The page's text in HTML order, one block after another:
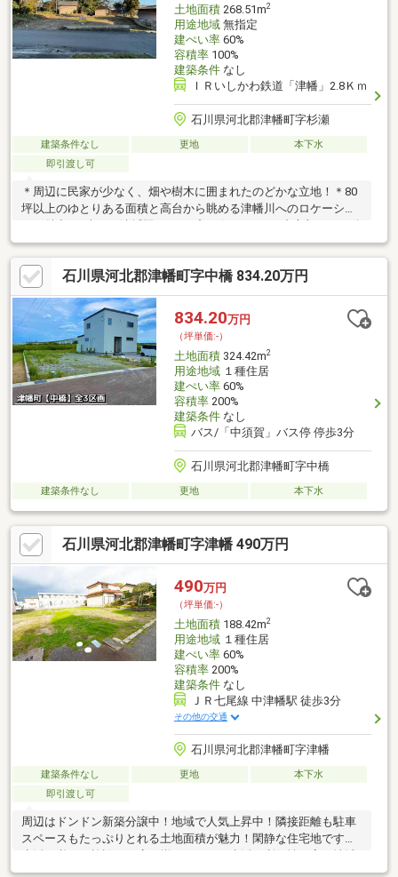
土地面積268.51m2
用途地域無指定
建ぺい率60%
容積率100%
建築条件なし
ＩＲいしかわ鉄道「津幡」2.8Ｋｍ
石川県河北郡津幡町字杉瀬
建築条件なし 更地
本下水
即引渡し可
＊周辺に民家が少なく、畑や樹木に囲まれたのどかな立地！＊80
坪以上のゆとりある面積と高台から眺める津幡川へのロケーショ
以内！＊敷地後ろに「立の宮神社」の祠（ほこら）と大杉がある
歴史を感じる土地！＊杉瀬ロ145番2（地目：公衆用道路）20㎡も
同時売買＊建物解体済！上下水道引込あり！
石川県河北郡津幡町字中橋 834.20万円
834.20万円
（坪単価:-）
土地面積324.42m2
用途地域１種住居
建ぺい率60%
容積率200%
建築条件なし
バス/「中須賀」バス停 停歩3分
石川県河北郡津幡町字中橋
建築条件なし 更地 本下水
石川県河北郡津幡町字津幡 490万円
490万円
（坪単価:-）
土地面積188.42m2
用途地域１種住居
建ぺい率60%
容積率200%
建築条件なし
ＪＲ七尾線 中津幡駅 徒歩3分
その他の交通
石川県河北郡津幡町字津幡
建築条件なし 更地
本下水
即引渡し可
周辺はドンドン新築分譲中！地域で人気上昇中！隣接距離も駐車
スペースもたっぷりとれる土地面積が魅力！閑静な住宅地ですが
です！●本物件のように土地予算が抑えられれば、建築含めた総